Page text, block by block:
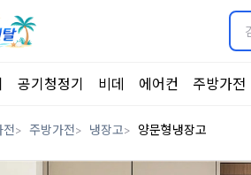
공기청정기 비데 에어컨 주방가전
전 주방가전 냉장고 양문형냉장고